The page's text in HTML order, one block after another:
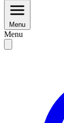
Menu
Menu